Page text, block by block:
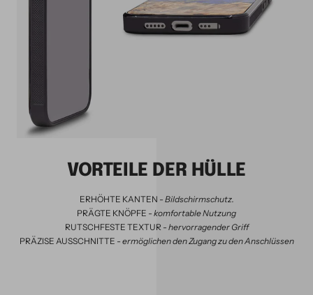
VORTEILE DER HÜLLE
ERHÖHTE KANTEN - Bildschirmschutz.
PRÄGTE KNÖPFE - komfortable Nutzung
RUTSCHFESTE TEXTUR - hervorragender Griff
PRÄZISE AUSSCHNITTE - ermöglichen den Zugang zu den Anschlüssen